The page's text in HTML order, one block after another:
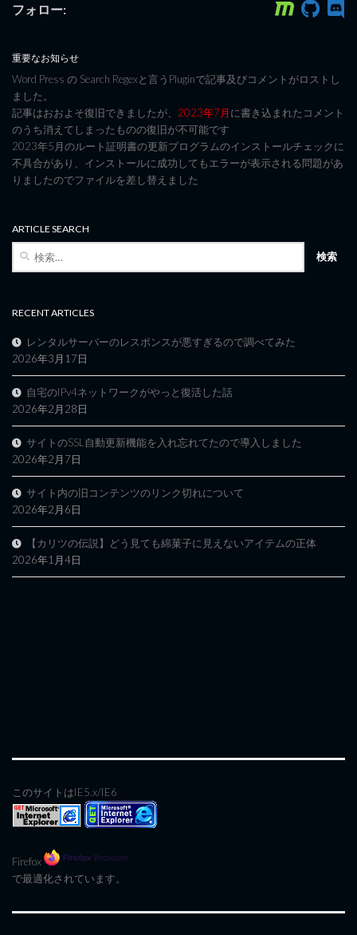
フォロー:
重要なお知らせ
Word Press の Search Regexと言うPluginで記事及びコメントがロストし
ました。
記事はおおよそ復旧できましたが、 2023年7月に書き込まれたコメント
のうち消えてしまったものの復旧が不可能です
2023年5月のルート証明書の更新プログラムのインストールチェックに
不具合があり、インストールに成功してもエラーが表示される問題があ
りましたのでファイルを差し替えました
ARTICLE SEARCH
RECENT ARTICLES
レンタルサーバーのレスポンスが悪すぎるので調べてみた
2026年3月17日
自宅のIPv4ネットワークがやっと復活した話
2026年2月28日
サイトのSSL自動更新機能を入れ忘れてたので導入しました
2026年2月7日
サイト内の旧コンテンツのリンク切れについて
2026年2月6日
【カリツの伝説】どう見ても綿菓子に見えないアイテムの正体
2026年1月4日
このサイトはIE5.x/IE6
Firefox
で最適化されています。